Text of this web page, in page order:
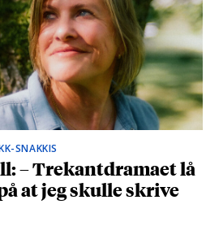
SNAKKIS
– Trekantdramaet lå
at jeg skulle skrive